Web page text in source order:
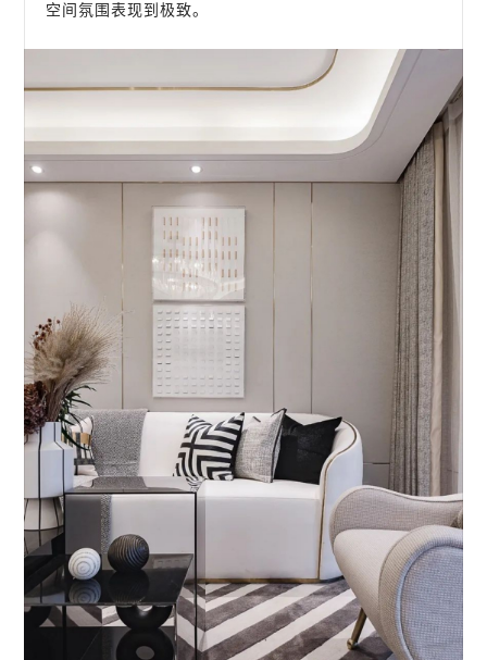
空间氛围表现到极致。